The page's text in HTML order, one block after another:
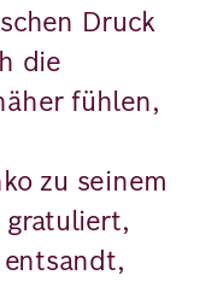
Druck
die
fühlen,
zu seinem
gratuliert,